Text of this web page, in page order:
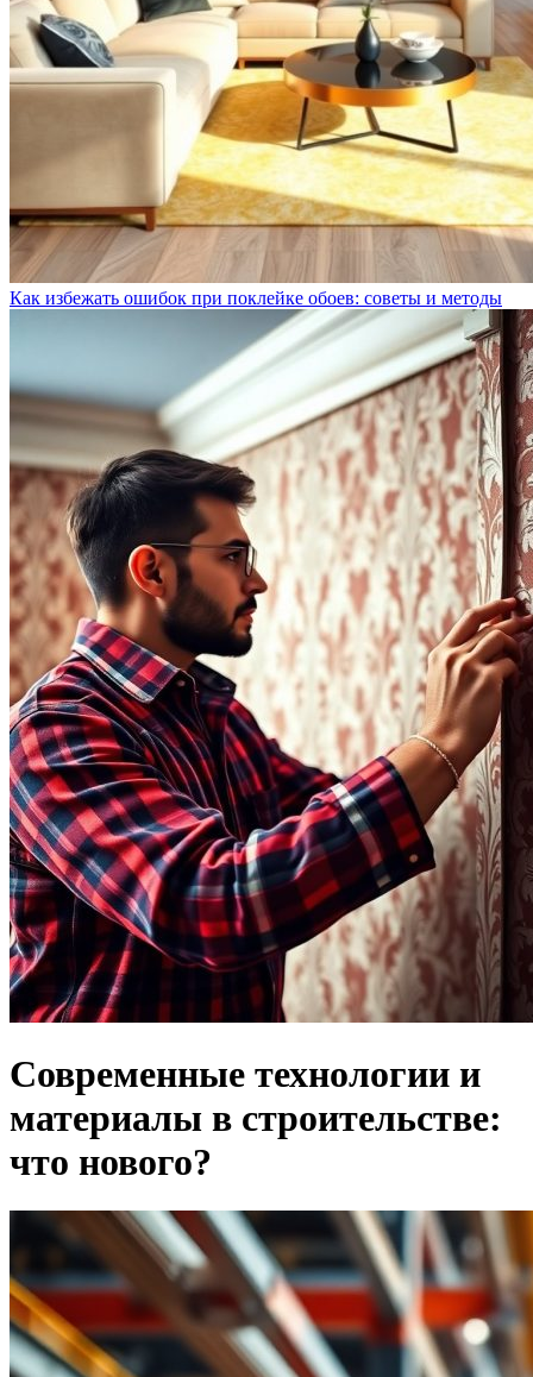
Как избежать ошибок при поклейке обоев: советы и методы
Современные технологии и
материалы в строительстве:
что нового?